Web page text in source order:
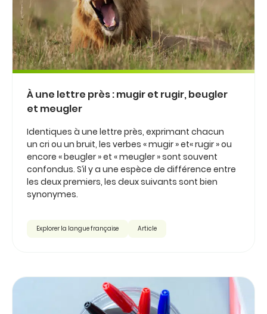
À une lettre près : mugir et rugir, beugler
et meugler
Identiques à une lettre près, exprimant chacun
un cri ou un bruit, les verbes « mugir » et« rugir » ou
encore « beugler » et « meugler » sont souvent
confondus. S’il y a une espèce de différence entre
les deux premiers, les deux suivants sont bien
synonymes.
Explorer la langue française Article